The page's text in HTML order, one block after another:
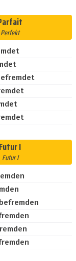
Perfekt
Futur I
Futur I
befremden